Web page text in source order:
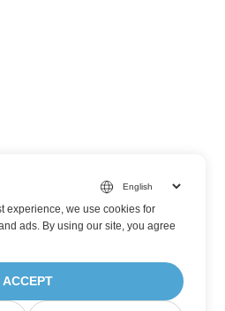
experience, we use cookies for
ads. By using our site, you agree
ACCEPT